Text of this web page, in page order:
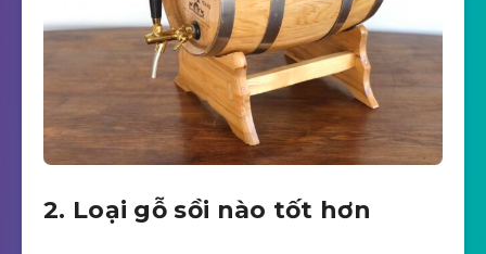
2. Loại gỗ sồi nào tốt hơn